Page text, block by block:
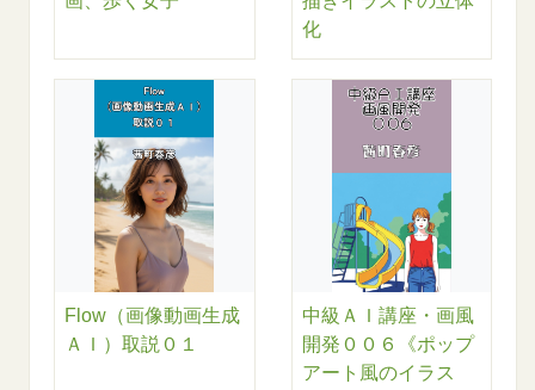
化
Flow（画像動画生成
ＡＩ）取説０１
中級ＡＩ講座・画風
開発００６《ポップ
アート風のイラス